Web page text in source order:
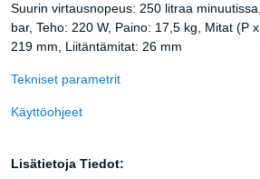
Suurin virtausnopeus: 250 litraa
bar, Teho: 220 W, Paino: 17,5 kg, Mitat (P
219 mm, Liitäntämitat: 26 mm
Tekniset parametrit
Käyttöohjeet
Lisätietoja Tiedot: